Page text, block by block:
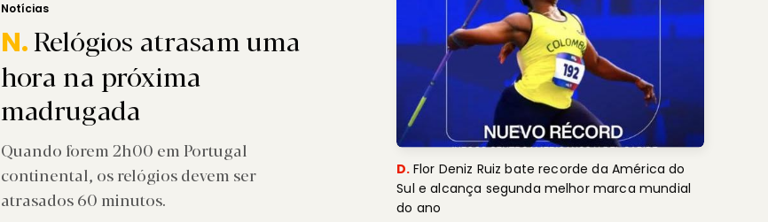
Notícias
N.Relógios atrasam uma
hora na próxima
madrugada
Quando forem 2h00 em Portugal
continental, os relógios devem ser
atrasados 60 minutos.
D. Flor Deniz Ruiz bate recorde da América do
Sul e alcança segunda melhor marca mundial
do ano